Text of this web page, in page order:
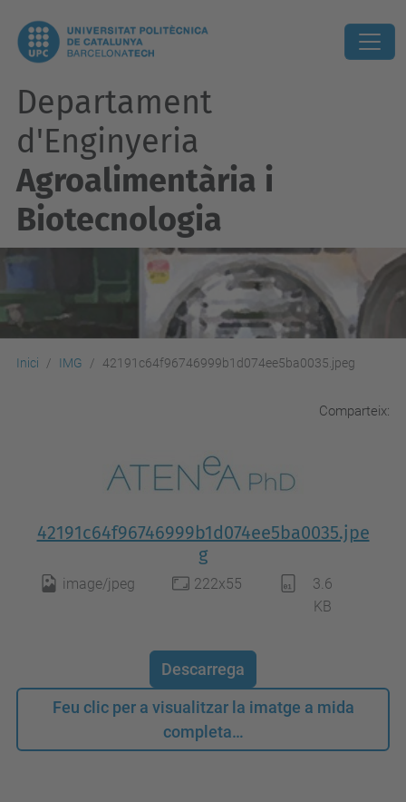
Departament
d'Enginyeria
Agroalimentària i
Biotecnologia
Inici IMG 42191c64f96746999b1d074ee5ba0035.jpeg
Comparteix:
42191c64f96746999b1d074ee5ba0035.jpe
g
image/jpeg 222x55
3.6
KB
Descarrega
Feu clic per a visualitzar la imatge a mida
completa…